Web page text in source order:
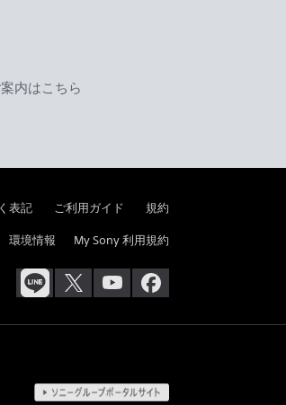
内はこちら
表記 ご利用ガイド 規約
環境情報 My Sony 利用規約